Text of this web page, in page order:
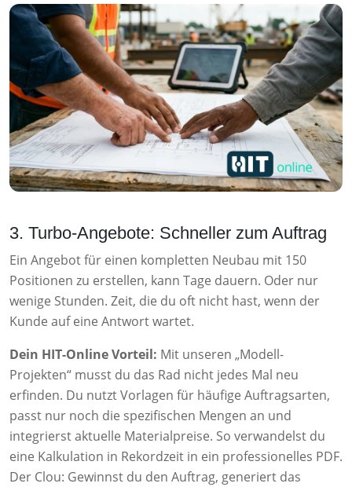
3. Turbo-Angebote: Schneller zum Auftrag
Ein Angebot für einen kompletten Neubau mit 150
Positionen zu erstellen, kann Tage dauern. Oder nur
wenige Stunden. Zeit, die du oft nicht hast, wenn der
Kunde auf eine Antwort wartet.
Dein HIT-Online Vorteil: Mit unseren „Modell-
Projekten“ musst du das Rad nicht jedes Mal neu
erfinden. Du nutzt Vorlagen für häufige Auftragsarten,
passt nur noch die spezifischen Mengen an und
integrierst aktuelle Materialpreise. So verwandelst du
eine Kalkulation in Rekordzeit in ein professionelles PDF.
Der Clou: Gewinnst du den Auftrag, generiert das